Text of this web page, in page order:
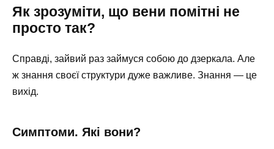
Як зрозуміти, що вени помітні не
просто так?
Справді, зайвий раз займуся собою до дзеркала. Але
ж знання своєї структури дуже важливе. Знання — це
вихід.
Симптоми. Які вони?